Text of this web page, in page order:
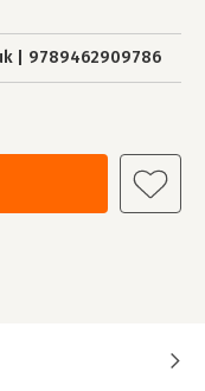
9789462909786